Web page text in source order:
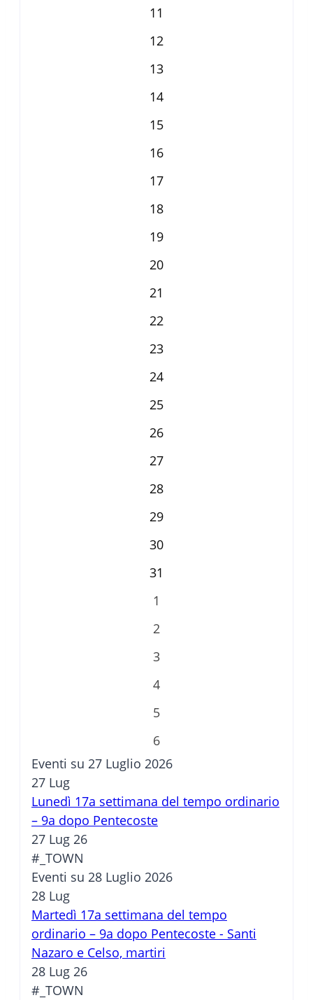
11
12
13
14
15
16
17
18
19
20
21
22
23
24
25
26
27
28
29
30
31
1
2
3
4
5
6
Eventi su 27 Luglio 2026
27 Lug
Lunedì 17a settimana del tempo ordinario
– 9a dopo Pentecoste
27 Lug 26
#_TOWN
Eventi su 28 Luglio 2026
28 Lug
Martedì 17a settimana del tempo
ordinario – 9a dopo Pentecoste - Santi
Nazaro e Celso, martiri
28 Lug 26
#_TOWN